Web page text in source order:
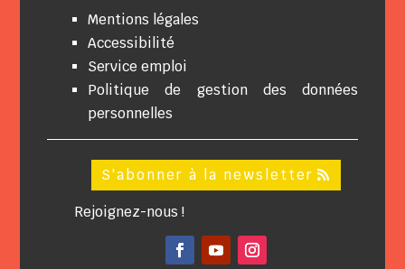
Mentions légales
Accessibilité
Service emploi
Politique de gestion des données
personnelles
S'abonner à la newsletter
Rejoignez-nous !